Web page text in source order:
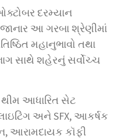
દરમ્યાન
આ ગરબા શ્રેણીમાં
મહાનુભાવો તથા
સાથે શહેરનું સર્વોચ્ચ
આધારિત સેટ
અને SFX, આકર્ષક
આરામદાયક કૉફી